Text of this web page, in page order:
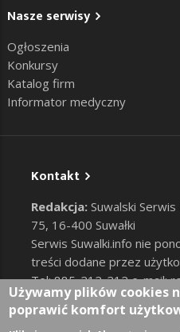
Nasze serwisy
Ogłoszenia
Konkursy
Katalog firm
Informator medyczny
Kontakt
Redakcja: Suwalski
75, 16-400 Suwałki
Serwis Suwalki.info nie
treści dodane przez
Tel: 885-212-212 e-mail:
reklama@suwalki.info
RODO |Cookies
Używamy plików cookies
poprawić komfort